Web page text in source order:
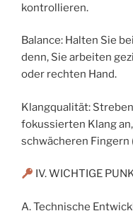
kontrollieren.
Balance: Halten Sie
denn, Sie arbeiten
oder rechten Hand.
Klangqualität:
fokussierten Klang
schwächeren Fingern
IV. WICHTIGE
A. Technische